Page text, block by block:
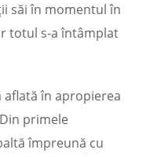
săi în momentul în
totul s-a întâmplat
în apropierea
primele
împreună cu